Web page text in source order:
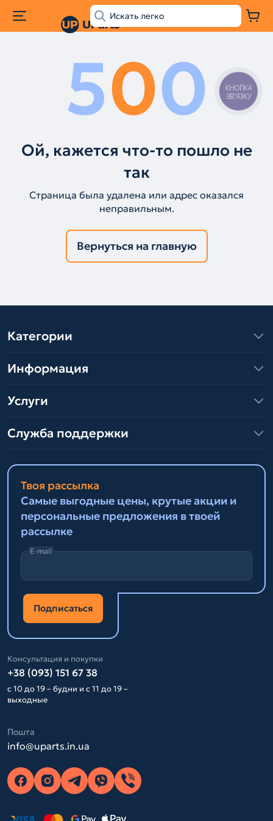
500
Ой, кажется что-то пошло не
так
Страница была удалена или адрес оказался
неправильным.
Вернуться на главную
Категории
Информация
Услуги
Служба поддержки
Твоя рассылка
Самые выгодные цены, крутые акции и
персональные предложения в твоей
рассылке
E-mail
Подписаться
Консультация и покупки
+38 (093) 151 67 38
с 10 до 19 – будни и с 11 до 19 –
выходные
Пошта
info@uparts.in.ua
КНОПКА
ЗВ'ЯЗКУ